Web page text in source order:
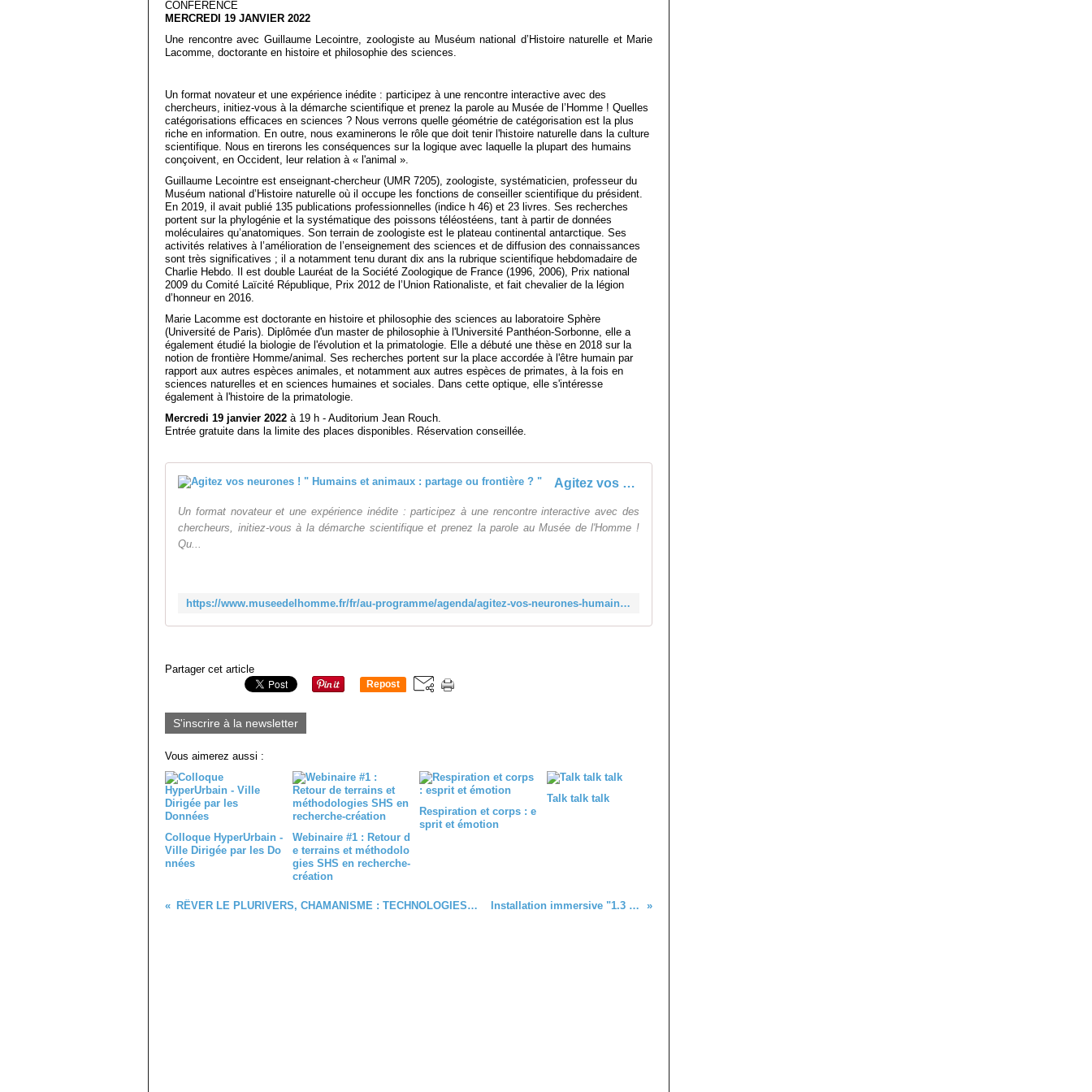
CONFÉRENCE
MERCREDI 19 JANVIER 2022
Une rencontre avec Guillaume Lecointre, zoologiste au Muséum national d’Histoire naturelle et Marie
Lacomme, doctorante en histoire et philosophie des sciences.
Un format novateur et une expérience inédite : participez à une rencontre interactive avec des
chercheurs, initiez-vous à la démarche scientifique et prenez la parole au Musée de l’Homme ! Quelles
catégorisations efficaces en sciences ? Nous verrons quelle géométrie de catégorisation est la plus
riche en information. En outre, nous examinerons le rôle que doit tenir l'histoire naturelle dans la culture
scientifique. Nous en tirerons les conséquences sur la logique avec laquelle la plupart des humains
conçoivent, en Occident, leur relation à « l'animal ».
Guillaume Lecointre est enseignant-chercheur (UMR 7205), zoologiste, systématicien, professeur du
Muséum national d’Histoire naturelle où il occupe les fonctions de conseiller scientifique du président.
En 2019, il avait publié 135 publications professionnelles (indice h 46) et 23 livres. Ses recherches
portent sur la phylogénie et la systématique des poissons téléostéens, tant à partir de données
moléculaires qu’anatomiques. Son terrain de zoologiste est le plateau continental antarctique. Ses
activités relatives à l’amélioration de l’enseignement des sciences et de diffusion des connaissances
sont très significatives ; il a notamment tenu durant dix ans la rubrique scientifique hebdomadaire de
Charlie Hebdo. Il est double Lauréat de la Société Zoologique de France (1996, 2006), Prix national
2009 du Comité Laïcité République, Prix 2012 de l’Union Rationaliste, et fait chevalier de la légion
d’honneur en 2016.
Marie Lacomme est doctorante en histoire et philosophie des sciences au laboratoire Sphère
(Université de Paris). Diplômée d'un master de philosophie à l'Université Panthéon-Sorbonne, elle a
également étudié la biologie de l'évolution et la primatologie. Elle a débuté une thèse en 2018 sur la
notion de frontière Homme/animal. Ses recherches portent sur la place accordée à l'être humain par
rapport aux autres espèces animales, et notamment aux autres espèces de primates, à la fois en
sciences naturelles et en sciences humaines et sociales. Dans cette optique, elle s'intéresse
également à l'histoire de la primatologie.
Mercredi 19 janvier 2022 à 19 h - Auditorium Jean Rouch.
Entrée gratuite dans la limite des places disponibles. Réservation conseillée.
Agitez vos neurones ! " Humains et animaux : partage ou frontière ? "
Un format novateur et une expérience inédite : participez à une rencontre interactive avec des
chercheurs, initiez-vous à la démarche scientifique et prenez la parole au Musée de l'Homme !
Qu...
https://www.museedelhomme.fr/fr/au-programme/agenda/agitez-vos-neurones-humains-animaux-partage-frontiere-4312
Partager cet article
Repost
S'inscrire à la newsletter
Vous aimerez aussi :
Colloque HyperUrbain -
Ville Dirigée par les Do
nnées
Webinaire #1 : Retour d
e terrains et méthodolo
gies SHS en recherche-
création
Respiration et corps : e
sprit et émotion
Talk talk talk
RÊVER LE PLURIVERS, CHAMANISME : TECHNOLOGIES ANCESTRALES Installation immersive "1.3 seconde"